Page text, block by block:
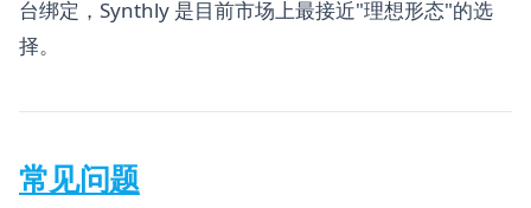
台绑定，Synthly 是目前市场上最接近"理想形态"的选
择。
常见问题